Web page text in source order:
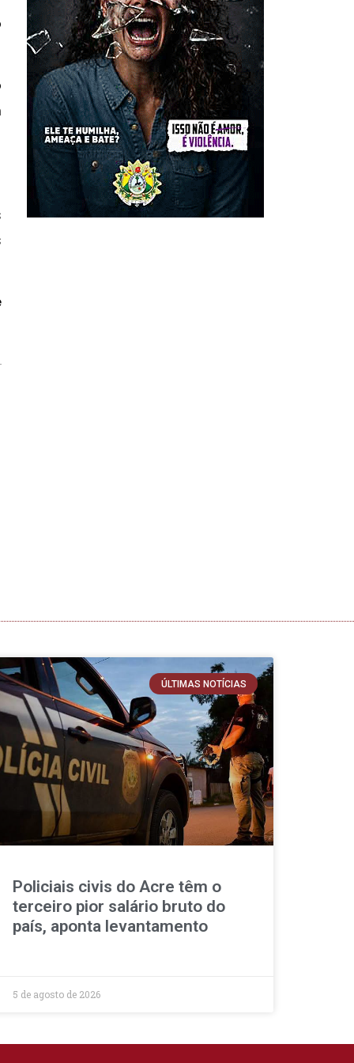
ÚLTIMAS NOTÍCIAS
Policiais civis do Acre têm o
terceiro pior salário bruto do
país, aponta levantamento
5 de agosto de 2026